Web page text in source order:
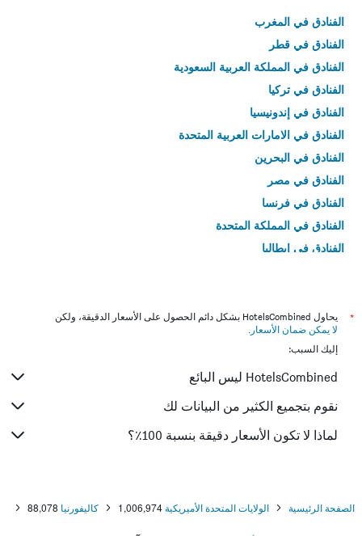
الفنادق في المغرب
الفنادق في قطر
الفنادق في المملكة العربية السعودية
الفنادق في تركيا
الفنادق في إندونيسيا
الفنادق في الامارات العربية المتحدة
الفنادق في البحرين
الفنادق في مصر
الفنادق في فرنسا
الفنادق في المملكة المتحدة
الفنادق في إيطاليا
*
يحاول HotelsCombined بشكل دائم الحصول على الأسعار الدقيقة، ولكن
لا يمكن ضمان الأسعار .
إليك السبب:
HotelsCombined ليس البائع
نقوم بتجميع الكثير من البيانات لك
لماذا لا تكون الأسعار دقيقة بنسبة 100٪؟
الصفحة الرئيسية الولايات المتحدة الأميريكية 1,006,974 كاليفورنيا 88,078